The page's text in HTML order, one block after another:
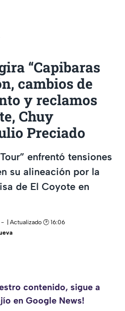
“Capibaras
cambios de
y reclamos
Chuy
Preciado
enfrentó tensiones
su alineación por la
de El Coyote en
| Actualizado 🕑 16:06
contenido, sigue a
en Google News!